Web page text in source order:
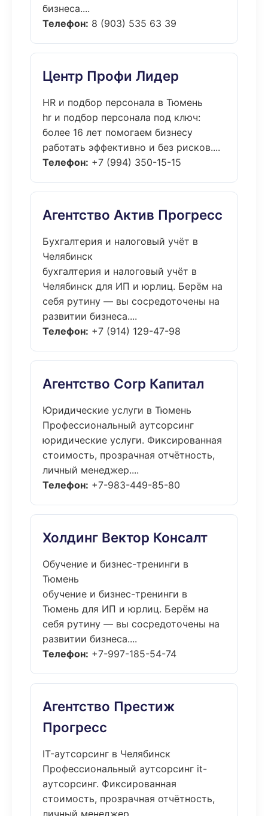
бизнеса....
Телефон: 8 (903) 535 63 39
Центр Профи Лидер
HR и подбор персонала в Тюмень
hr и подбор персонала под ключ:
более 16 лет помогаем бизнесу
работать эффективно и без рисков....
Телефон: +7 (994) 350-15-15
Агентство Актив Прогресс
Бухгалтерия и налоговый учёт в
Челябинск
бухгалтерия и налоговый учёт в
Челябинск для ИП и юрлиц. Берём на
себя рутину — вы сосредоточены на
развитии бизнеса....
Телефон: +7 (914) 129-47-98
Агентство Corp Капитал
Юридические услуги в Тюмень
Профессиональный аутсорсинг
юридические услуги. Фиксированная
стоимость, прозрачная отчётность,
личный менеджер....
Телефон: +7-983-449-85-80
Холдинг Вектор Консалт
Обучение и бизнес-тренинги в
Тюмень
обучение и бизнес-тренинги в
Тюмень для ИП и юрлиц. Берём на
себя рутину — вы сосредоточены на
развитии бизнеса....
Телефон: +7-997-185-54-74
Агентство Престиж
Прогресс
IT-аутсорсинг в Челябинск
Профессиональный аутсорсинг it-
аутсорсинг. Фиксированная
стоимость, прозрачная отчётность,
личный менеджер....